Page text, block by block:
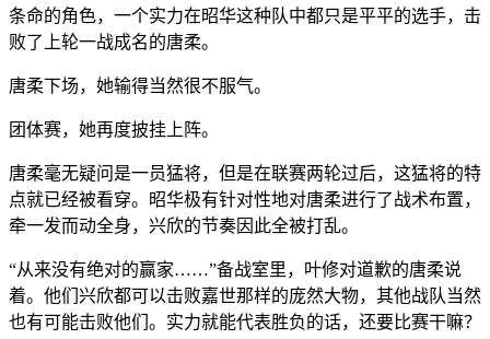
条命的角色，一个实力在昭华这种队中都只是平平的选手，击
败了上轮一战成名的唐柔。
唐柔下场，她输得当然很不服气。
团体赛，她再度披挂上阵。
唐柔毫无疑问是一员猛将，但是在联赛两轮过后，这猛将的特
点就已经被看穿。昭华极有针对性地对唐柔进行了战术布置，
牵一发而动全身，兴欣的节奏因此全被打乱。
“从来没有绝对的赢家……”备战室里，叶修对道歉的唐柔说
着。他们兴欣都可以击败嘉世那样的庞然大物，其他战队当然
也有可能击败他们。实力就能代表胜负的话，还要比赛干嘛？